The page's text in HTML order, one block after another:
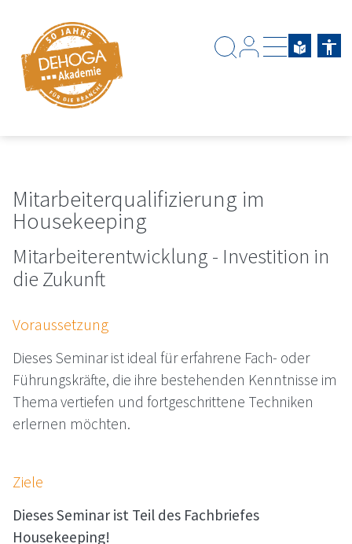
Mitarbeiterqualifizierung im
Housekeeping
Mitarbeiterentwicklung - Investition in
die Zukunft
Voraussetzung
Dieses Seminar ist ideal für erfahrene Fach- oder
Führungskräfte, die ihre bestehenden Kenntnisse im
Thema vertiefen und fortgeschrittene Techniken
erlernen möchten.
Ziele
Dieses Seminar ist Teil des Fachbriefes
Housekeeping!